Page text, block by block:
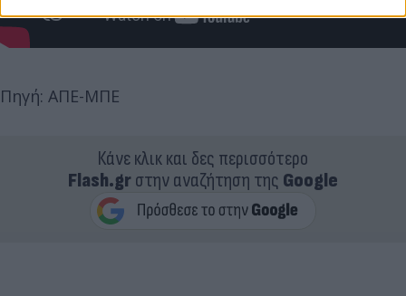
Πηγή: ΑΠΕ-ΜΠΕ
Κάνε κλικ και δες περισσότερο
Flash.grστην αναζήτηση της Google